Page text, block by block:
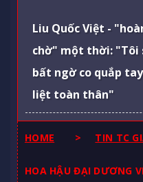
Liu Quốc Việt -
chờ" một thời: "Tôi
bất ngờ co quắp
liệt toàn thân"
HOME > TIN TC
HOA HẬU ĐẠI DƯƠNG